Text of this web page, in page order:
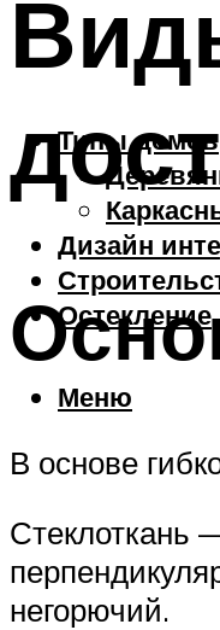
Типы домов
Дизайн
Остекление
Меню
В основе
Стеклоткань
негорючий.